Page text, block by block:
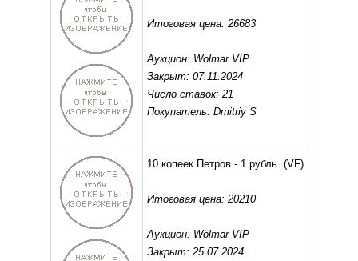
Итоговая цена: 26683
Аукцион: Wolmar VIP
Закрыт: 07.11.2024
Число ставок: 21
Покупатель: Dmitriy S
10 копеек Петров - 1 рубль. (VF)
Итоговая цена: 20210
Аукцион: Wolmar VIP
Закрыт: 25.07.2024